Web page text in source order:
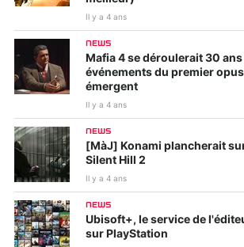
Il y a 4 ans
NEWS
Mafia 4 se déroulerait 30
événements du premier
émergent
Il y a 4 ans
NEWS
[MàJ] Konami plancherait
Silent Hill 2
Il y a 4 ans
NEWS
Ubisoft+, le service de
sur PlayStation